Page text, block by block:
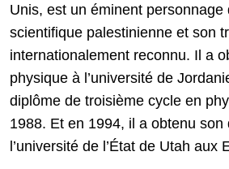
Unis, est un éminent
scientifique palestinienne et son
internationalement reconnu. Il a
physique à l’université de
diplôme de troisième cycle en
1988. Et en 1994, il a obtenu son
l’université de l’État de Utah aux